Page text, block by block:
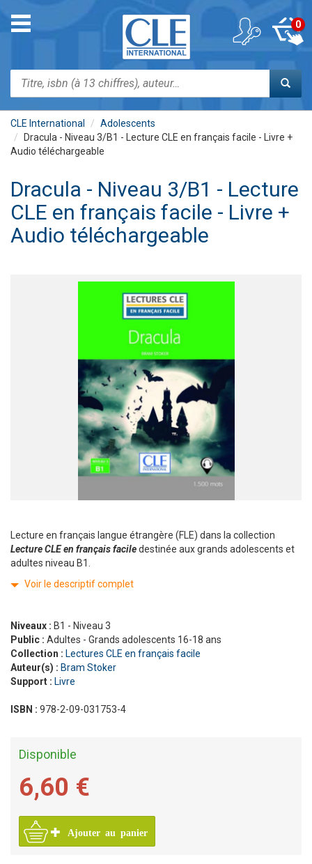
contenu
Toggle
navigation
Rechercher
0
CLE International
Adolescents
Dracula - Niveau 3/B1 - Lecture CLE en français facile - Livre +
Audio téléchargeable
Dracula - Niveau 3/B1 - Lecture
CLE en français facile - Livre +
Audio téléchargeable
Lecture en français langue étrangère (FLE) dans la collection
Lecture CLE en français faciledestinée aux grands adolescents et
adultes niveau B1.
Voir le descriptif complet
Niveaux : B1 - Niveau 3
Public : Adultes - Grands adolescents 16-18 ans
Collection : Lectures CLE en français facile
Auteur(s) : Bram Stoker
Support : Livre
ISBN : 978-2-09-031753-4
Disponible
6,60 €
Ajouter au panier